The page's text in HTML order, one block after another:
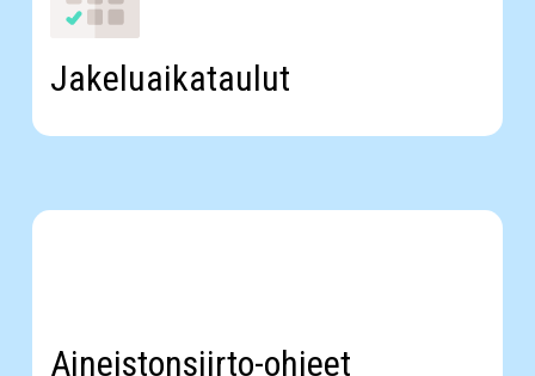
Jakeluaikataulut
Aineistonsiirto-
Aineistonsiirto-ohjeet